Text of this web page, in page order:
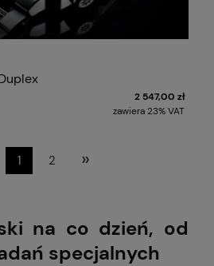
2 547,00 zł
zawiera 23% VAT
1 2 »
na co dzień, od
specjalnych